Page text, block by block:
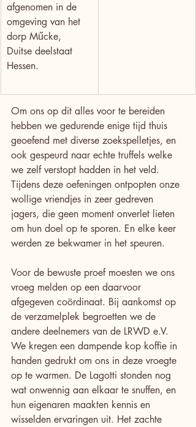
afgenomen in de
omgeving van het
dorp Műcke,
Duitse deelstaat
Hessen.
Om ons op dit alles voor te bereiden
hebben we gedurende enige tijd thuis
geoefend met diverse zoekspelletjes, en
ook gespeurd naar echte truffels welke
we zelf verstopt hadden in het veld.
Tijdens deze oefeningen ontpopten onze
wollige vriendjes in zeer gedreven
jagers, die geen moment onverlet lieten
om hun doel op te sporen. En elke keer
werden ze bekwamer in het speuren.
Voor de bewuste proef moesten we ons
vroeg melden op een daarvoor
afgegeven coördinaat. Bij aankomst op
de verzamelplek begroetten we de
andere deelnemers van de LRWD e.V.
We kregen een dampende kop koffie in
handen gedrukt om ons in deze vroegte
op te warmen. De Lagotti stonden nog
wat onwennig aan elkaar te snuffen, en
hun eigenaren maakten kennis en
wisselden ervaringen uit. Het zachte